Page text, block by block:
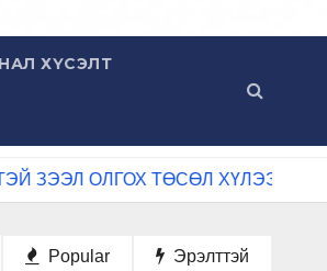
ХҮСЭЛТ
ОЛГОХ ТӨСӨЛ ХҮЛЭЭН АВЧ
Popular Эрэлттэй